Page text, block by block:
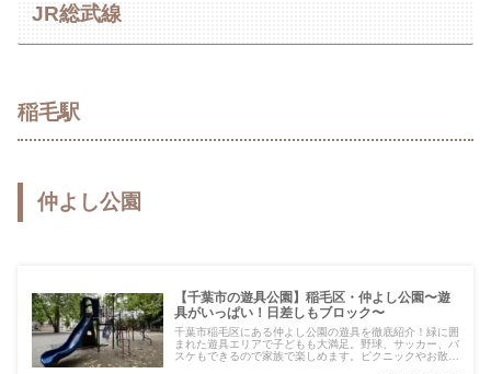
JR総武線
稲毛駅
仲よし公園
【千葉市の遊具公園】稲毛区・仲よし公園〜遊
具がいっぱい！日差しもブロック〜
千葉市稲毛区にある仲よし公園の遊具を徹底紹介！緑に囲
まれた遊具エリアで子どもも大満足。野球、サッカー、バ
スケもできるので家族で楽しめます。ピクニックやお散歩